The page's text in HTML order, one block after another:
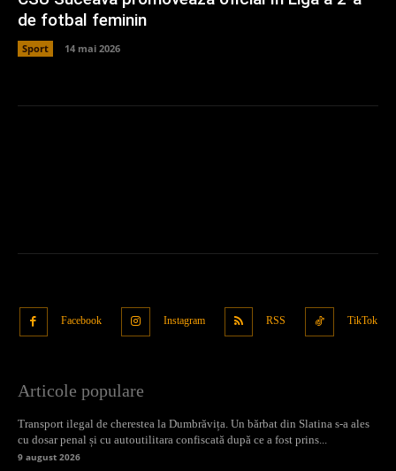
de fotbal feminin
Sport 14 mai 2026
Facebook Instagram RSS TikTok
Articole populare
Transport ilegal de cherestea la Dumbrăvița. Un bărbat din Slatina s-a ales
cu dosar penal și cu autoutilitara confiscată după ce a fost prins...
9 august 2026